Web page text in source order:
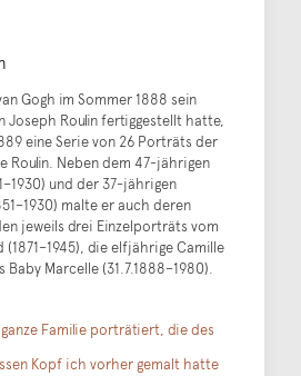
Gogh im Sommer 1888 sein
Joseph Roulin fertiggestellt hatte,
eine Serie von 26 Porträts der
Roulin. Neben dem 47-jährigen
und der 37-jährigen
malte er auch deren
jeweils drei Einzelporträts vom
(1871–1945), die elfjährige Camille
Baby Marcelle (31.7.1888–1980).
Familie porträtiert, die des
Kopf ich vorher gemalt hatte